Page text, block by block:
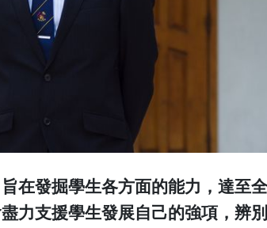
在發掘學生各方面的能力，達至
力支援學生發展自己的強項，辨